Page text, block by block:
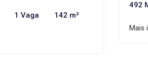
1 Vaga 142 m²
492
Mais